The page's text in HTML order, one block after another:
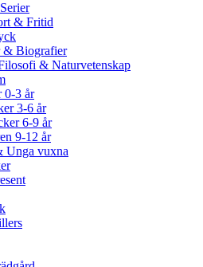
& Fritid
& Biografier
& Naturvetenskap
0-3 år
3-6 år
6-9 år
9-12 år
Unga vuxna